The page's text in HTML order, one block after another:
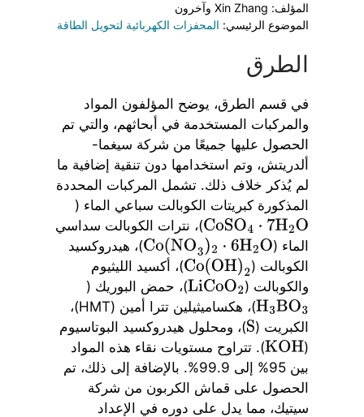
المؤلف: Xin Zhang وآخرون
الموضوع الرئيسي: المحفزات الكهربائية لتحويل الطاقة
الطرق
في قسم الطرق، يوضح المؤلفون المواد
والمركبات المستخدمة في أبحاثهم، والتي تم
الحصول عليها جميعًا من شركة سيغما-
ألدريتش، وتم استخدامها دون تنقية إضافية ما
لم يُذكر خلاف ذلك. تشمل المركبات المحددة
المذكورة كبريتات الكوبالت سباعي الماء (
CoSO4⋅7H2O
)، نترات الكوبالت سداسي
الماء (
Co(NO3)2⋅6 H2O
)، هيدروكسيد
الكوبالت (
Co(OH)2
)، أكسيد الليثيوم
والكوبالت (
LiCoO2
)، حمض البوريك (
H3BO3
)، هكساميثيلين تترا أمين (HMT)،
الكبريت (S)، ومحلول هيدروكسيد البوتاسيوم
(
KOH). تتراوح مستويات نقاء هذه المواد
بين 95% إلى 99.9%. بالإضافة إلى ذلك، تم
الحصول على قماش الكربون من شركة
سيتيك، مما يدل على دوره في الإعداد